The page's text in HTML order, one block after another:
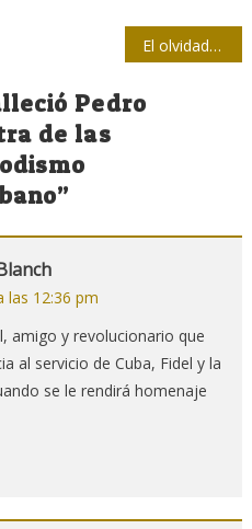
El olvidado papel de las heroínas que lucharon por la independencia de Haití
Pedro
de las
”
las 12:36 pm
amigo y revolucionario que
al servicio de Cuba, Fidel y la
se le rendirá homenaje